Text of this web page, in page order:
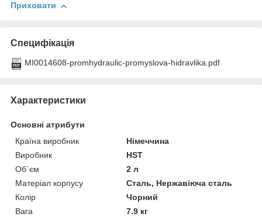
Приховати
Специфікація
MI0014608-promhydraulic-promyslova-hidravlika.pdf
Характеристики
Основні атрибути
Країна виробник
Німеччина
Виробник
HST
Об`єм
2 л
Матеріал корпусу
Сталь, Нержавіюча сталь
Колір
Чорний
Вага
7.9 кг